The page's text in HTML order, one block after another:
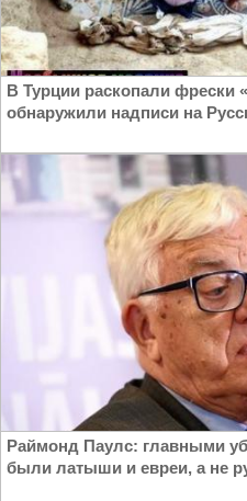
В Турции раскопали фрески
обнаружили надписи на
Раймонд Паулс: главными
были латыши и евреи, а не